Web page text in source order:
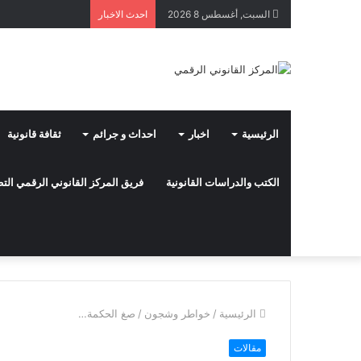
السبت, أغسطس 8 2026 احدث الاخبار
الرئيسية اخبار احداث و جرائم ثقافة قانونية
الكتب والدراسات القانونية فريق المركز القانوني الرقمي
الرئيسية / خواطر وشجون / صغ الحكمة…
مقالات